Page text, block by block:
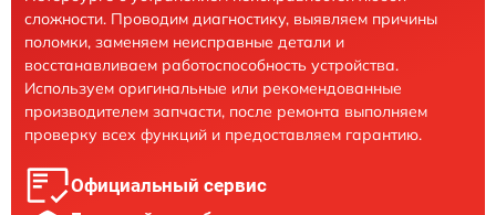
сложности. Проводим диагностику, выявляем причины
поломки, заменяем неисправные детали и
восстанавливаем работоспособность устройства.
Используем оригинальные или рекомендованные
производителем запчасти, после ремонта выполняем
проверку всех функций и предоставляем гарантию.
Официальный сервис